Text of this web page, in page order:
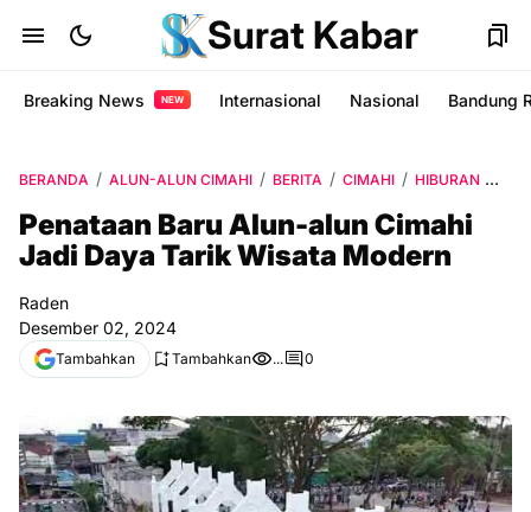
Surat Kabar
Breaking News NEW Internasional Nasional Bandung
BERANDA ALUN-ALUN CIMAHI BERITA CIMAHI HIBURAN
Penataan Baru Alun-alun Cimahi
Jadi Daya Tarik Wisata Modern
Raden
Desember 02, 2024
Tambahkan Tambahkan ... 0